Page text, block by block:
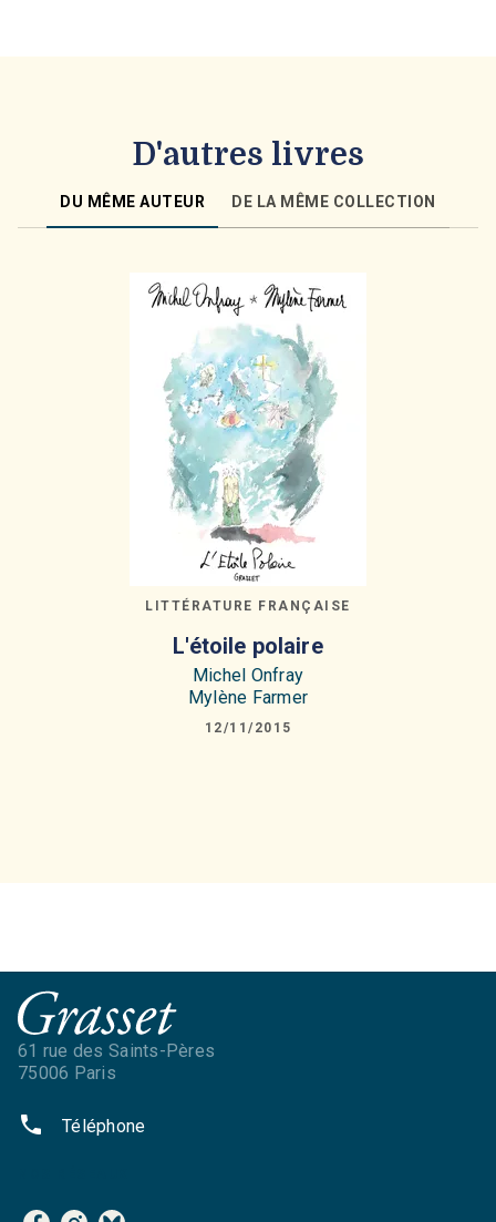
D'autres livres
DU MÊME AUTEUR DE LA MÊME COLLECTION
LITTÉRATURE FRANÇAISE
L'étoile polaire
Michel Onfray
Mylène Farmer
12/11/2015
61 rue des Saints-Pères
75006 Paris
phone Téléphone